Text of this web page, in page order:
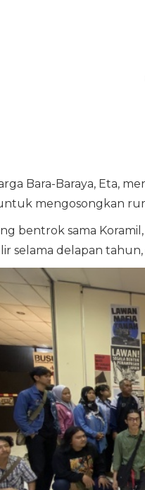
Bara-Baraya, Eta,
mengosongkan
bentrok sama
selama delapan